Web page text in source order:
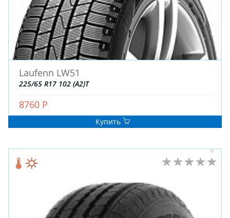
Laufenn LW51
225/65 R17 102 (A2)T
8760 Р
Купить